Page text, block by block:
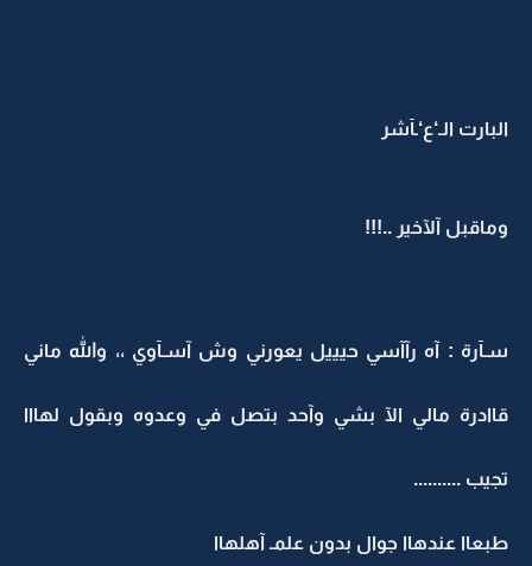
البارت الـ‘ع‘ـآشر
وماقبل آلآخير ..!!!
سـآرة : آه رآآسي حيييل يعورني وش آسـآوي ،، والله ماني
قاادرة مالي الآ بشي وآحد بتصل في وعدوه وبقول لهااا
تجيب ..........
طبعاا عندهاا جوال بدون علمـ آهلهاا